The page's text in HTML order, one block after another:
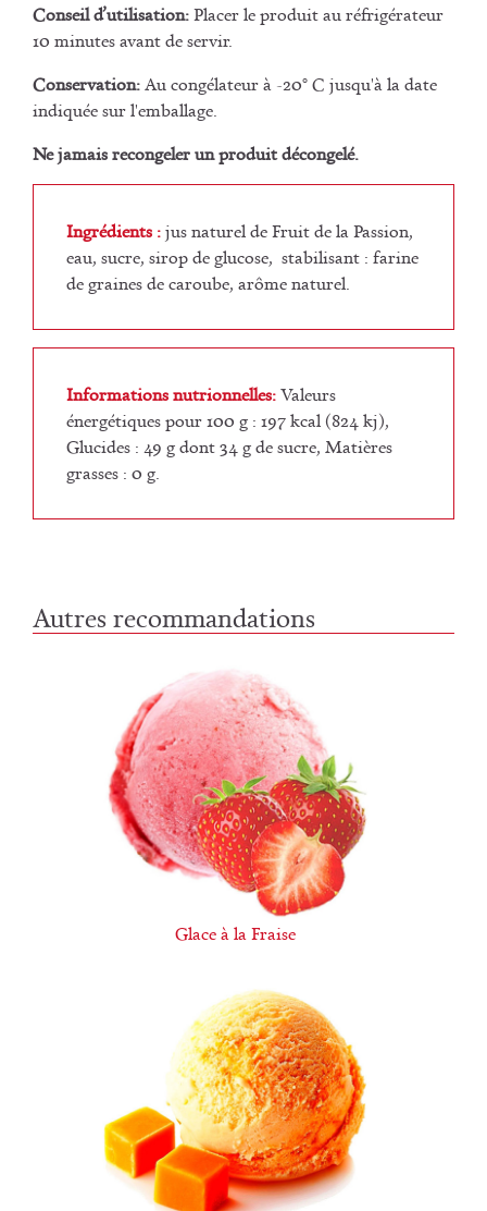
Conseil d’utilisation:Placer le produit au réfrigérateur
10 minutes avant de servir.
Conservation:Au congélateur à -20° C jusqu'à la date
indiquée sur l'emballage.
Ne jamais recongeler un produit décongelé.
Ingrédients :jus naturel de Fruit de la Passion,
eau, sucre, sirop de glucose, stabilisant : farine
de graines de caroube, arôme naturel.
Informations nutrionnelles:Valeurs
énergétiques pour 100 g : 197 kcal (824 kj),
Glucides : 49 g dont 34 g de sucre, Matières
grasses : 0 g.
Autres recommandations
Glace à la Fraise